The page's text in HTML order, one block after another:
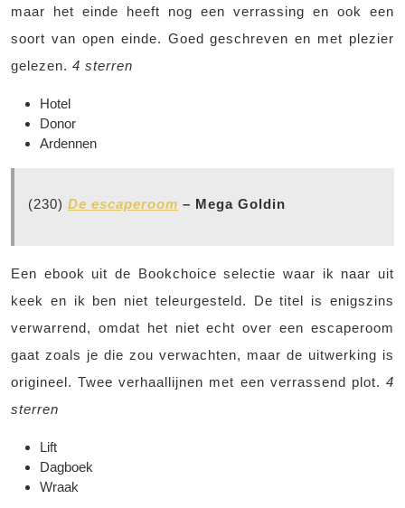
maar het einde heeft nog een verrassing en ook een
soort van open einde. Goed geschreven en met plezier
gelezen. 4 sterren
Hotel
Donor
Ardennen
(230) De escaperoom – Mega Goldin
Een ebook uit de Bookchoice selectie waar ik naar uit
keek en ik ben niet teleurgesteld. De titel is enigszins
verwarrend, omdat het niet echt over een escaperoom
gaat zoals je die zou verwachten, maar de uitwerking is
origineel. Twee verhaallijnen met een verrassend plot. 4
sterren
Lift
Dagboek
Wraak